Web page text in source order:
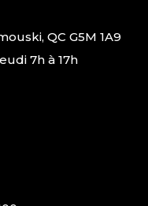
QC G5M 1A9
7h à 17h